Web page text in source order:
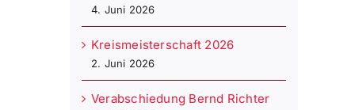
4. Juni 2026
Kreismeisterschaft 2026
2. Juni 2026
Verabschiedung Bernd Richter